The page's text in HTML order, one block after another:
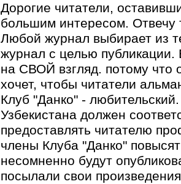
Дорогие читатели,
большим интересом. Отвечу
Любой журнал выбирает из
журнал с целью публикации.
на СВОЙ взгляд. потому что
хочет, чтобы читатели
Клуб "Данко" -
Узбекистана должен
предоставлять читателю
члены Клуба "Данко"
несомненно будут
посылали свои